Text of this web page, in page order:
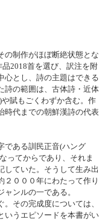
制作がほぼ断絶状態とな
2018首を選び、訳注を附
心とし、詩の主題はできる
詩の範囲は、古体詩・近体
賦もごくわずか含む。作
時代までの朝鮮漢詩の代表
である訓民正音(ハング
ってからであり、それま
していた。そうして生み出
２０００年にわたって作り
ンルの一である。
その完成度については、
いうエピソードを本書がい